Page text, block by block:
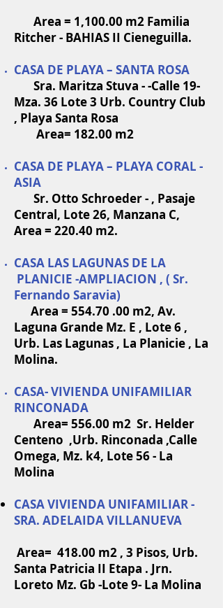
Area = 1,100.00 m2 Familia
Ritcher - BAHIAS II Cieneguilla.
CASA DE PLAYA – SANTA ROSA
Sra. Maritza Stuva - -Calle 19-
Mza. 36 Lote 3 Urb. Country Club
, Playa Santa Rosa
Area= 182.00 m2
CASA DE PLAYA – PLAYA CORAL -
ASIA
Sr. Otto Schroeder - , Pasaje
Central, Lote 26, Manzana C,
Area = 220.40 m2.
CASA LAS LAGUNAS DE LA
PLANICIE -AMPLIACION , ( Sr.
Fernando Saravia)
Area = 554.70 .00 m2, Av.
Laguna Grande Mz. E , Lote 6 ,
Urb. Las Lagunas , La Planicie , La
Molina.
CASA- VIVIENDA UNIFAMILIAR
RINCONADA
Area= 556.00 m2 Sr. Helder
Centeno ,Urb. Rinconada ,Calle
Omega, Mz. k4, Lote 56 - La
Molina
CASA VIVIENDA UNIFAMILIAR -
SRA. ADELAIDA VILLANUEVA
Area= 418.00 m2 , 3 Pisos, Urb.
Santa Patricia II Etapa . Jrn.
Loreto Mz. Gb -Lote 9- La Molina